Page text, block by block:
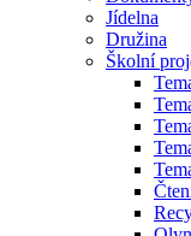
Jídelna
Družina
Školní